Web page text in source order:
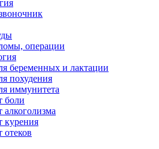
операции
беременных и лактации
похудения
иммунитета
боли
алкоголизма
курения
отеков